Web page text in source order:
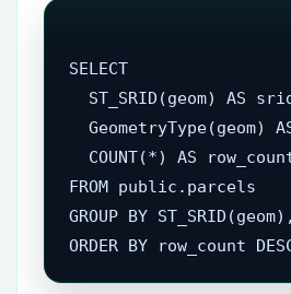
SELECT
ST_SRID(geom) AS
GeometryType(geom)
COUNT(*) AS
FROM public.parcels
GROUP BY
ORDER BY row_count